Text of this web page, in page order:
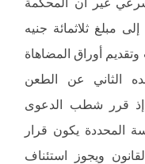
إلى مبلغ ثلاثمائة جنيه
للاستكتاب وتقديم أوراق المضاهاة
الثاني عن الطعن
إذ قرر شطب الدعوى
المحددة يكون قرار
ويجوز استئناف